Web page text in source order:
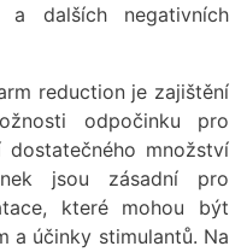
a dalších negativních
reduction je zajištění
odpočinku pro
množství
jsou zásadní pro
které mohou být
a účinky stimulantů. Na